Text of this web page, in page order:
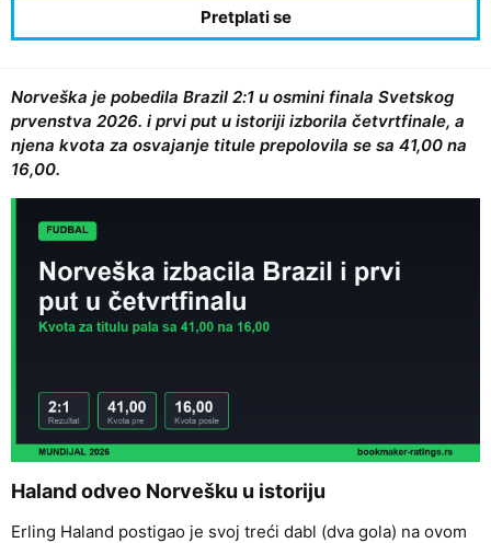
Norveška je pobedila Brazil 2:1 u osmini finala Svetskog
prvenstva 2026. i prvi put u istoriji izborila četvrtfinale, a
njena kvota za osvajanje titule prepolovila se sa 41,00 na
16,00.
Haland odveo Norvešku u istoriju
Erling Haland postigao je svoj treći dabl (dva gola) na ovom